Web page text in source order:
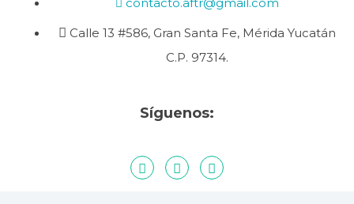
Calle 13 #586, Gran Santa Fe, Mérida Yucatán
C.P. 97314.
Síguenos: